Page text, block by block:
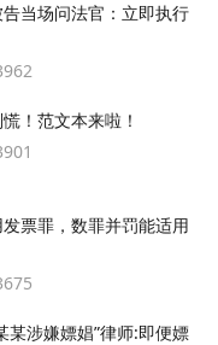
当场问法官：立即执行
！范文本来啦！
票罪，数罪并罚能适用
某涉嫌嫖娼”律师:即便嫖